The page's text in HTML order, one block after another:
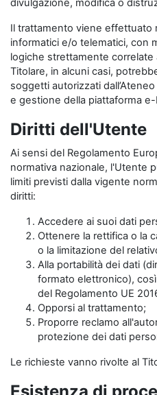
divulgazione, modifica o
Il trattamento viene effettuato
informatici e/o telematici, con
logiche strettamente correlate
Titolare, in alcuni casi,
soggetti autorizzati
e gestione della piattaforma
Diritti dell'Utente
Ai sensi del Regolamento
normativa nazionale, l'Utente
limiti previsti dalla vigente
diritti:
Accedere ai suoi dati
Ottenere la rettifica o la
o la limitazione del
Alla portabilità dei dati
formato elettronico),
del Regolamento UE
Opporsi al trattamento;
Proporre reclamo
protezione dei dati
Le richieste vanno rivolte al